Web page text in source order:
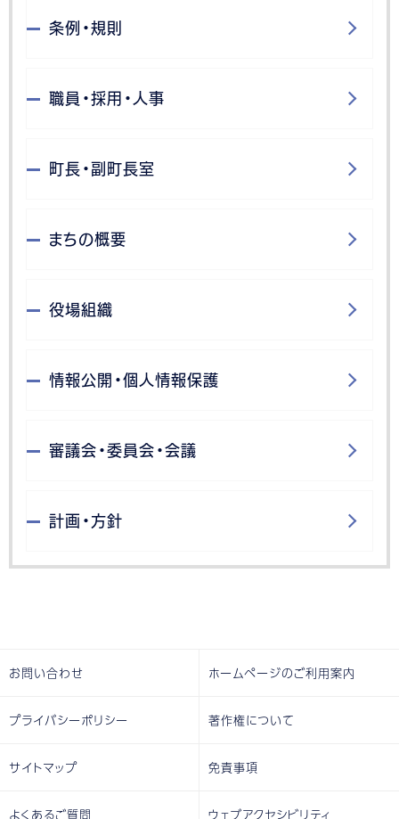
条例・規則
職員・採用・人事
町長・副町長室
まちの概要
役場組織
情報公開・個人情報保護
審議会・委員会・会議
計画・方針
お問い合わせ ホームページのご利用案内
プライバシーポリシー 著作権について
サイトマップ 免責事項
よくあるご質問 ウェブアクセシビリティ